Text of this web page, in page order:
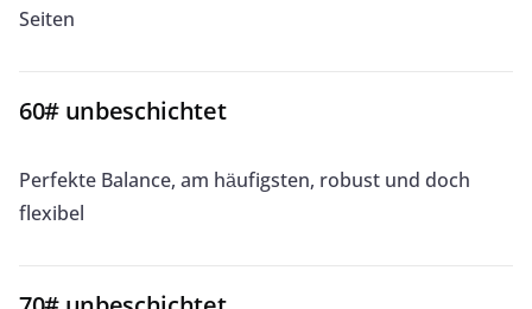
Seiten
60# unbeschichtet
Perfekte Balance, am häufigsten, robust und doch
flexibel